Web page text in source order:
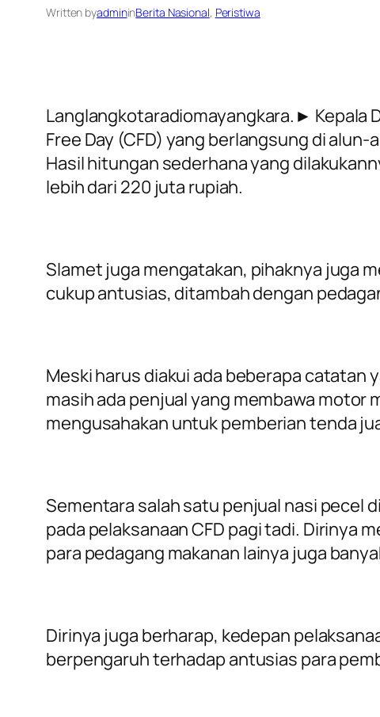
Written byadmininBerita Nasional, Peristiwa
Langlangkotaradiomayangkara.► Kepala
Free Day (CFD) yang berlangsung di
Hasil hitungan sederhana yang
lebih dari 220 juta rupiah.
Slamet juga mengatakan, pihaknya juga
cukup antusias, ditambah dengan
Meski harus diakui ada beberapa catatan
masih ada penjual yang membawa motor
mengusahakan untuk pemberian tenda
Sementara salah satu penjual nasi pecel
pada pelaksanaan CFD pagi tadi. Dirinya
para pedagang makanan lainya juga
Dirinya juga berharap, kedepan
berpengaruh terhadap antusias para